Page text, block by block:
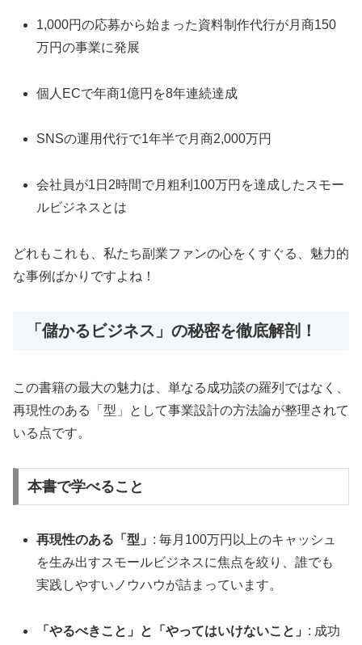
1,000円の応募から始まった資料制作代行が月商150
万円の事業に発展
個人ECで年商1億円を8年連続達成
SNSの運用代行で1年半で月商2,000万円
会社員が1日2時間で月粗利100万円を達成したスモー
ルビジネスとは
どれもこれも、私たち副業ファンの心をくすぐる、魅力的
な事例ばかりですよね！
「儲かるビジネス」の秘密を徹底解剖！
この書籍の最大の魅力は、単なる成功談の羅列ではなく、
再現性のある「型」として事業設計の方法論が整理されて
いる点です。
本書で学べること
再現性のある「型」 : 毎月100万円以上のキャッシュ
を生み出すスモールビジネスに焦点を絞り、誰でも
実践しやすいノウハウが詰まっています。
「やるべきこと」と「やってはいけないこと」 : 成功